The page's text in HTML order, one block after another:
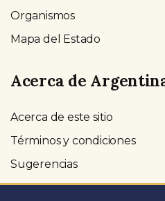
Organismos
Mapa del Estado
Acerca de
Acerca de este sitio
Términos y condiciones
Sugerencias